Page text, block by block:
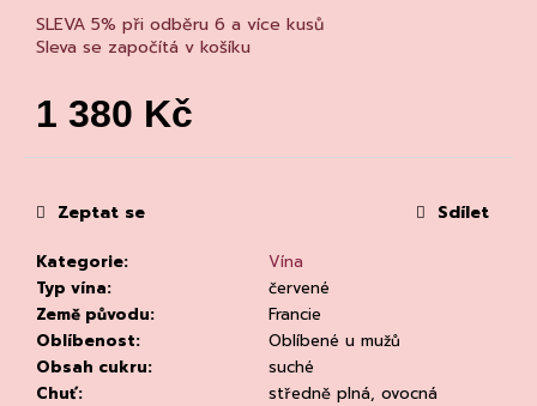
SLEVA 5% při odběru 6 a více kusů
Sleva se započítá v košíku
1 380 Kč
cena:
Kategorie:
Vína
Typ vína:
červené
Země původu:
Francie
Oblíbenost:
Oblíbené u mužů
Obsah cukru:
suché
Chuť:
středně plná, ovocná
Zeptat se Sdílet
o
j
m